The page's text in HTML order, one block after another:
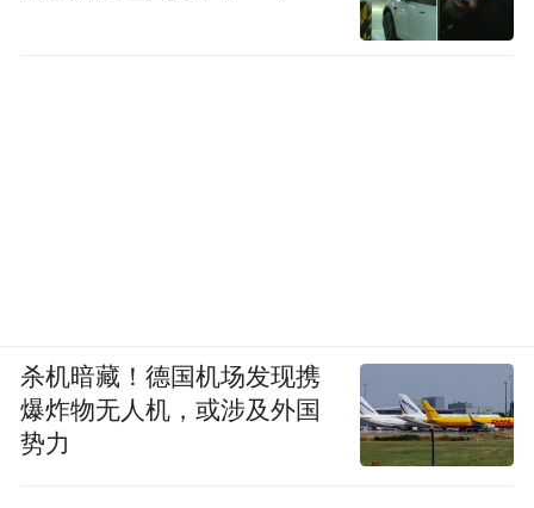
杀机暗藏！德国机场发现携
爆炸物无人机，或涉及外国
势力